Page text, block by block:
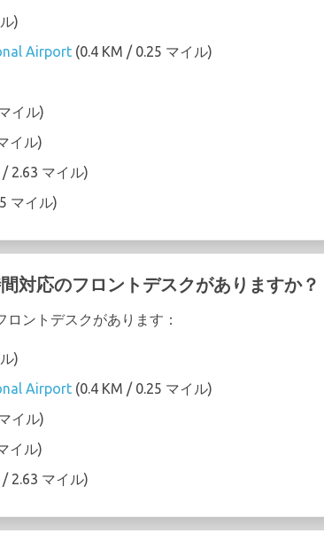
)
Airport (0.4 KM / 0.25 マイル)
イル)
イル)
2.63 マイル)
マイル)
対応のフロントデスクがありますか？
ントデスクがあります：
)
Airport (0.4 KM / 0.25 マイル)
イル)
イル)
2.63 マイル)